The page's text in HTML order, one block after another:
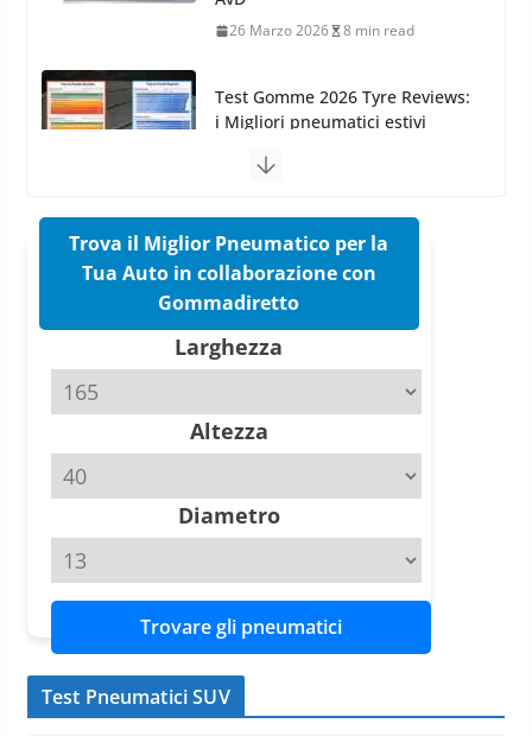
sportivi a confronto
Pirelli Cinturato 2026: due
confermano il salto tecnico del
Pirelli P Zero Trofeo RS: per
slick da battere
Michelin Pilot Sport 4 S – Test
su Range Rover Sport D350 HST
11 Aprile 2026 15 min read
Trova il Miglior Pneumatico per la
Tua Auto in collaborazione con
Gommadiretto
Larghezza
Altezza
Diametro
Trovare gli pneumatici
Test Pneumatici SUV